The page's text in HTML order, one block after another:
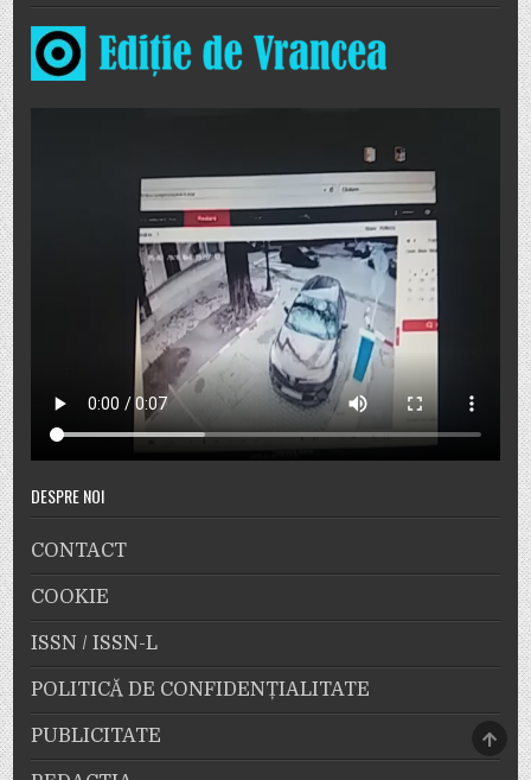
DESPRE NOI
CONTACT
COOKIE
ISSN / ISSN-L
POLITICĂ DE CONFIDENȚIALITATE
PUBLICITATE
TOP